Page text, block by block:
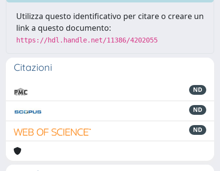
Utilizza questo identificativo per citare o creare un
link a questo documento:
https://hdl.handle.net/11386/4202055
Citazioni
ND
ND
ND